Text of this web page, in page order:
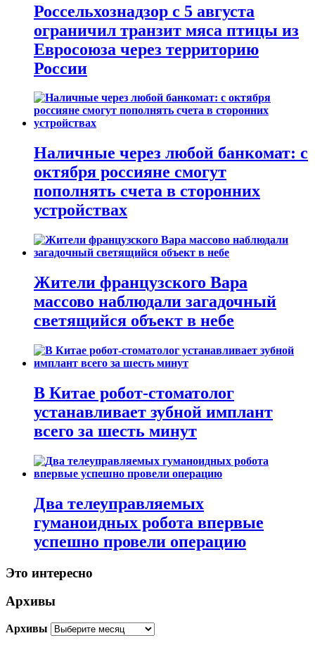
Россельхознадзор с 5 августа
ограничил транзит мяса птицы из
Евросоюза через территорию
России
Наличные через любой банкомат: с
октября россияне смогут
пополнять счета в сторонних
устройствах
Жители французского Вара
массово наблюдали загадочный
светящийся объект в небе
В Китае робот-стоматолог
устанавливает зубной имплант
всего за шесть минут
Два телеуправляемых
гуманоидных робота впервые
успешно провели операцию
Это интересно
Архивы
Архивы